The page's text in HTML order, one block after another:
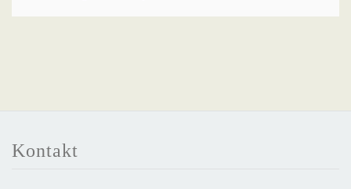
Kontakt